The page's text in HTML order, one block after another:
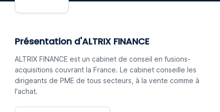
Présentation d'ALTRIX FINANCE
ALTRIX FINANCE est un cabinet de conseil en fusions-
acquisitions couvrant la France. Le cabinet conseille les
dirigeants de PME de tous secteurs, à la vente comme à
l'achat.